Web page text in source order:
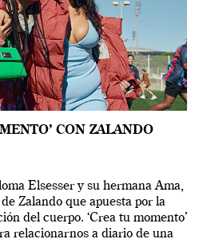
CON ZALANDO
Elsesser y su hermana Ama,
Zalando que apuesta por la
del cuerpo. ‘Crea tu momento’
relacionarnos a diario de una